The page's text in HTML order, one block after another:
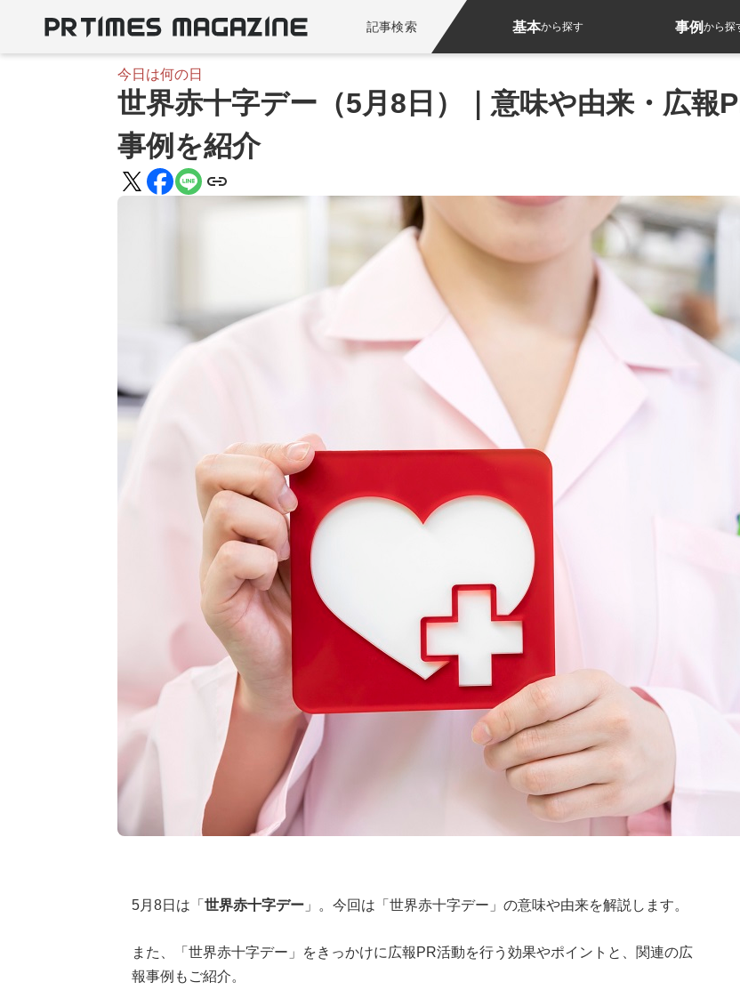
記事検索 基本から探す 事例から探
今日は何の日
世界赤十字デー（5月8日）｜意味や由来・広報
事例を紹介
5月8日は「 世界赤十字デー 」。今回は「世界赤十字デー」の意味や由来を解説します。
また、「世界赤十字デー」をきっかけに広報PR活動を行う効果やポイントと、関連の広
報事例もご紹介。